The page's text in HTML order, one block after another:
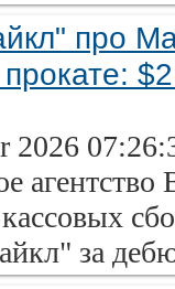
про
прокате:
2026
кассовых
за